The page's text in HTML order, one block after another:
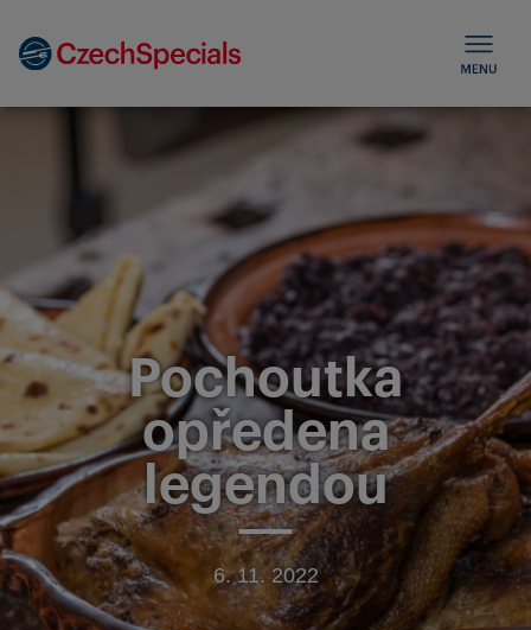
Pochoutka
opředena
legendou
6. 11. 2022